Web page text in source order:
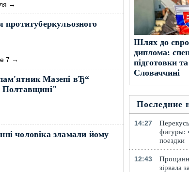
→
протитуберкульозного
7 →
Мазепі вЂ“
Полтавщині"
чоловіка зламали йому
Шлях до
диплома:
підготовки
Словаччині
Последние
14:27
фигуры:
поездки
12:43
зірвала